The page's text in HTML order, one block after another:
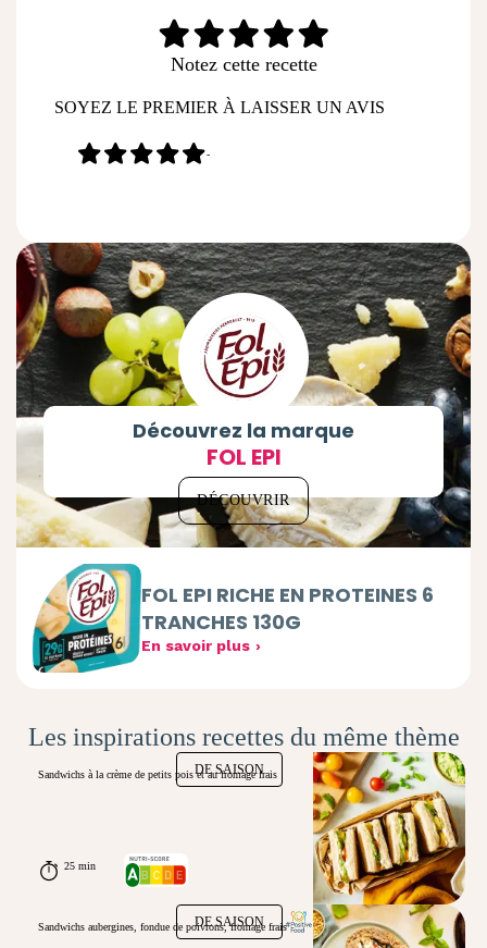
Notez cette recette
SOYEZ LE PREMIER À LAISSER UN AVIS
-
Découvrez la marque
FOL EPI
DÉCOUVRIR
FOL EPI RICHE EN PROTEINES 6
TRANCHES 130G
En savoir plus
Les inspirations recettes du même thème
DE SAISON
Sandwichs à la crème de petits pois et au fromage frais
25 min
DE SAISON
Sandwichs aubergines, fondue de poivrons, fromage frais